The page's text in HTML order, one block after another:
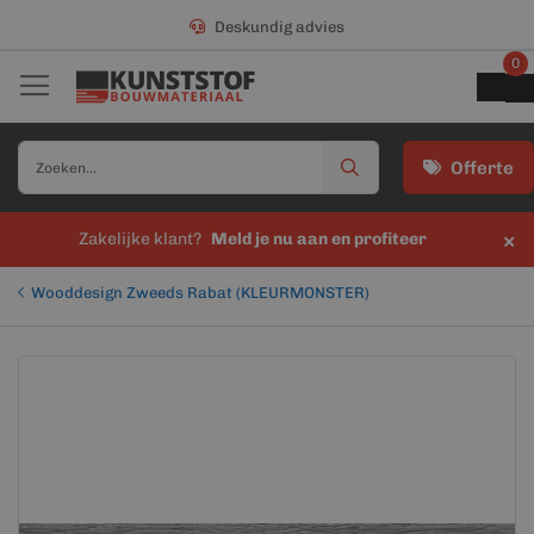
Deskundig advies
Offerte
0
Zakelijke klant? Meld je nu aan en profiteer ×
Wooddesign Zweeds Rabat (KLEURMONSTER)